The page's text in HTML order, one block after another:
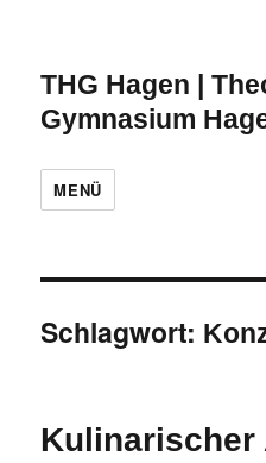
THG Hagen |
Gymnasium
MENÜ
Schlagwort:
Kulinarischer